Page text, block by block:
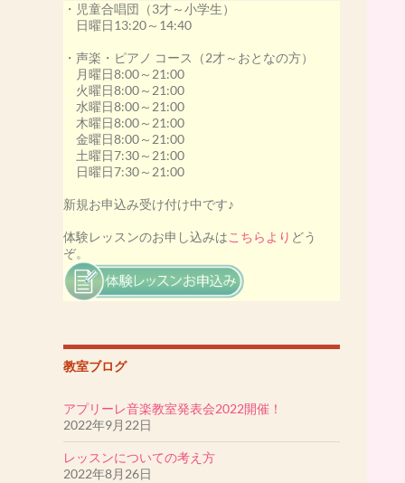
その他、アプリーレの生徒さん20名が受賞いた
しました。
私も最優秀指導者賞を受賞いたしました。
［第53回カワイ音楽コンクール2020］
-本選出場決定-
井上わかなさん
小林ゆいかさん
その他、アプリーレの生徒さん18名が受賞いた
しました。
この年は、コロナウイルスの影響により本選大
会が中止になってしまいましたが、素晴らしい
演奏でした。
[第52回カワイ音楽コンクール2019]
本選大会にて、
松尾ゆうなさん 優勝(金賞)
その他、アプリーレの生徒さん17名が受賞いた
しました。
私も最優秀指導者賞を受賞いたしました。
♪2019ミュージカル「アニー」アニー役・孤児役
オーディション♪
森田みなもさん・堤まあやさんが歌の３次審査
を通過しました。
・児童合唱団（3才～小学生）
日曜日13:20～14:40
・声楽・ピアノ コース（2才～おとなの方）
月曜日8:00～21:00
火曜日8:00～21:00
水曜日8:00～21:00
木曜日8:00～21:00
金曜日8:00～21:00
土曜日7:30～21:00
日曜日7:30～21:00
新規お申込み受け付け中です♪
体験レッスンのお申し込みはこちらより どう
ぞ。
教室ブログ
アプリーレ音楽教室発表会2022開催！
2022年9月22日
レッスンについての考え方
2022年8月26日